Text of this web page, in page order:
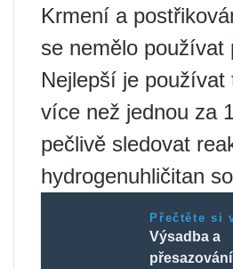
Krmení a
se nemělo používat
Nejlepší je používat
více než jednou za
pečlivě sledovat
hydrogenuhličitan
Přečtěte si
Výsadba a